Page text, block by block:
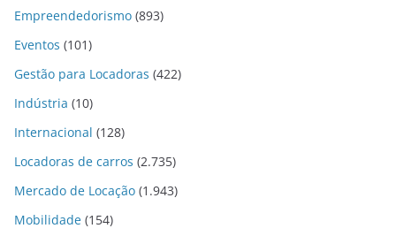
Empreendedorismo (893)
Eventos (101)
Gestão para Locadoras (422)
Indústria (10)
Internacional (128)
Locadoras de carros (2.735)
Mercado de Locação (1.943)
Mobilidade (154)